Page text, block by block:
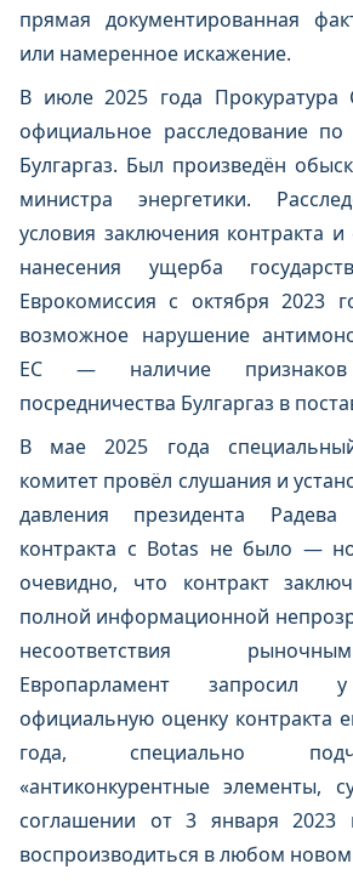
прямая документированная
или намеренное искажение.
В июле 2025 года Прокуратура
официальное расследование по
Булгаргаз. Был произведён
министра энергетики.
условия заключения контракта
нанесения ущерба
Еврокомиссия с октября 2023
возможное нарушение
ЕС — наличие признаков
посредничества Булгаргаз в
В мае 2025 года
комитет провёл слушания и
давления президента
контракта с Botas не было —
очевидно, что контракт
полной информационной
несоответствия
Европарламент запросил
официальную оценку контракта
года, специально
«антиконкурентные элементы,
соглашении от 3 января 2023
воспроизводиться в любом новом